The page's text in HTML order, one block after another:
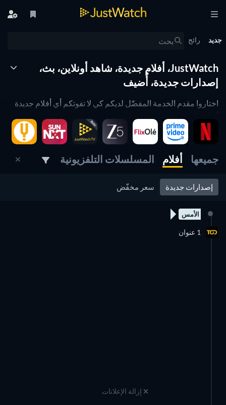
جديد رائج
JustWatch، أفلام جديدة، شاهد أونلاين، بث،
إصدارات جديدة، أُضيف
اختاروا مقدم الخدمة المفضّل لديكم كي لا تفوتكم أي أفلام جديدة
اطلعوا على كل جديد مع صفحة الأعمال الجديدة على JustWatch.
ما الجديد على Netflix أو iWantTFC أو OSN؟ كونوا دائماً أول من
استخدموا فلتراً لانتقاء مقدم الخدمة الذي تفضّلونه أو النوع أو سنة
دائماً.
جميعها أفلام المسلسلات التلفزيونية
إصدارات جديدة سعر مخفّض
الأمس
1 عنوان
إزالة الإعلانات